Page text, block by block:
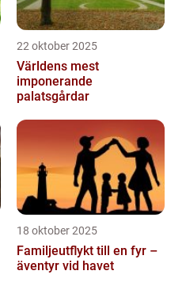
22 oktober 2025
Världens mest
imponerande
palatsgårdar
18 oktober 2025
Familjeutflykt till en fyr –
äventyr vid havet